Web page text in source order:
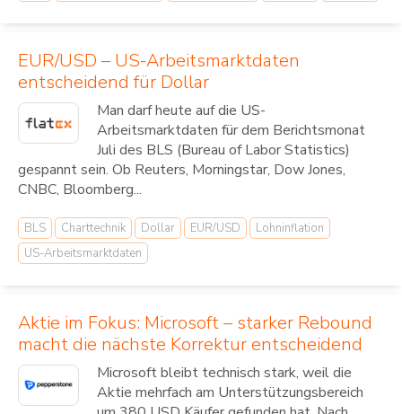
EUR/USD – US-Arbeitsmarktdaten
entscheidend für Dollar
Man darf heute auf die US-
Arbeitsmarktdaten für dem Berichtsmonat
Juli des BLS (Bureau of Labor Statistics)
gespannt sein. Ob Reuters, Morningstar, Dow Jones,
CNBC, Bloomberg...
BLS Charttechnik Dollar EUR/USD
Lohninflation
US-Arbeitsmarktdaten
Aktie im Fokus: Microsoft – starker Rebound
macht die nächste Korrektur entscheidend
Microsoft bleibt technisch stark, weil die
Aktie mehrfach am Unterstützungsbereich